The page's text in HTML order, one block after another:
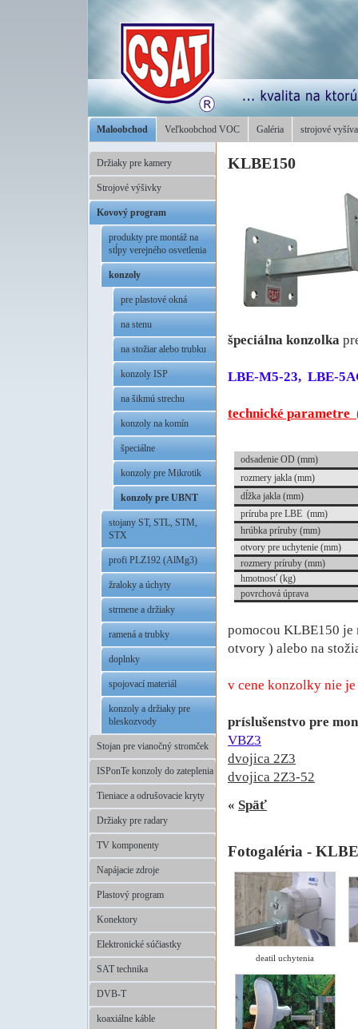
Maloobchod Veľkoobchod VOC Galéria strojové
Držiaky pre kamery
Strojové výšivky
Kovový program
produkty pre montáž na
stĺpy verejného osvetlenia
konzoly
pre plastové okná
na stenu
na stožiar alebo trubku
konzoly ISP
na šikmú strechu
konzoly na komín
špeciálne
konzoly pre Mikrotik
konzoly pre UBNT
stojany ST, STL, STM,
STX
profi PLZ192 (AlMg3)
žraloky a úchyty
strmene a držiaky
ramená a trubky
doplnky
spojovací materiál
konzoly a držiaky pre
bleskozvody
Stojan pre vianočný stromček
ISPonTe konzoly do zateplenia
Tieniace a odrušovacie kryty
Držiaky pre radary
TV komponenty
Napájacie zdroje
Plastový program
Konektory
Elektronické súčiastky
SAT technika
DVB-T
koaxiálne káble
KLBE150
špeciálna konzolka
LBE-M5-23, LBE-
technické
odsadenie OD (mm)
rozmery jakla (mm)
dĺžka jakla (mm)
príruba pre LBE (mm)
hrúbka príruby (mm)
otvory pre uchytenie (mm)
rozmery príruby (mm)
hmotnosť (kg)
povrchová úprava
pomocou KLBE150
otvory ) alebo na
v cene konzolky nie
príslušenstvo pre
VBZ3
dvojica 2Z3
dvojica 2Z3-52
« Späť
Fotogaléria -
deatil uchytenia